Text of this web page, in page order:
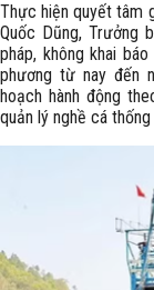
Thực hiện quyết tâm
Quốc Dũng, Trưởng
pháp, không khai
phương từ nay đến
hoạch hành động
quản lý nghề cá